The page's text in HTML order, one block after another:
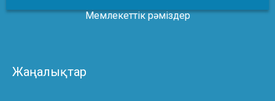
Мемлекеттік рәміздер
Жаңалықтар